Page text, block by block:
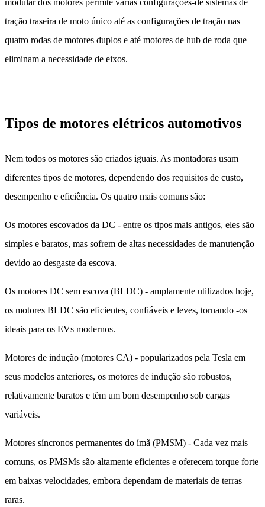
modular dos motores permite várias configurações-de sistemas de
tração traseira de moto único até as configurações de tração nas
quatro rodas de motores duplos e até motores de hub de roda que
eliminam a necessidade de eixos.
Tipos de motores elétricos automotivos
Nem todos os motores são criados iguais. As montadoras usam
diferentes tipos de motores, dependendo dos requisitos de custo,
desempenho e eficiência. Os quatro mais comuns são:
Os motores escovados da DC - entre os tipos mais antigos, eles são
simples e baratos, mas sofrem de altas necessidades de manutenção
devido ao desgaste da escova.
Os motores DC sem escova (BLDC) - amplamente utilizados hoje,
os motores BLDC são eficientes, confiáveis ​​e leves, tornando -os
ideais para os EVs modernos.
Motores de indução (motores CA) - popularizados pela Tesla em
seus modelos anteriores, os motores de indução são robustos,
relativamente baratos e têm um bom desempenho sob cargas
variáveis.
Motores síncronos permanentes do ímã (PMSM) - Cada vez mais
comuns, os PMSMs são altamente eficientes e oferecem torque forte
em baixas velocidades, embora dependam de materiais de terras
raras.